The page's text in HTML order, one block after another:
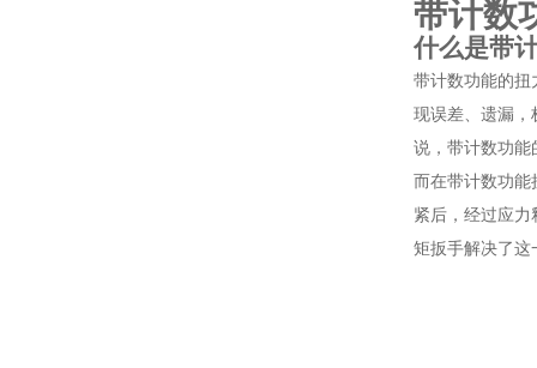
带计数
什么是带
带计数功能的扭
现误差、遗漏，
说，带计数功能
而在带计数功能
紧后，经过应
矩扳手解决了这